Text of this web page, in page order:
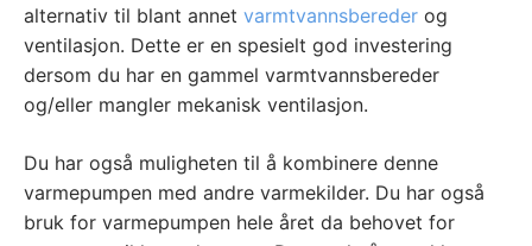
alternativ til blant annet varmtvannsbereder og
ventilasjon. Dette er en spesielt god investering
dersom du har en gammel varmtvannsbereder
og/eller mangler mekanisk ventilasjon.
Du har også muligheten til å kombinere denne
varmepumpen med andre varmekilder. Du har også
bruk for varmepumpen hele året da behovet for